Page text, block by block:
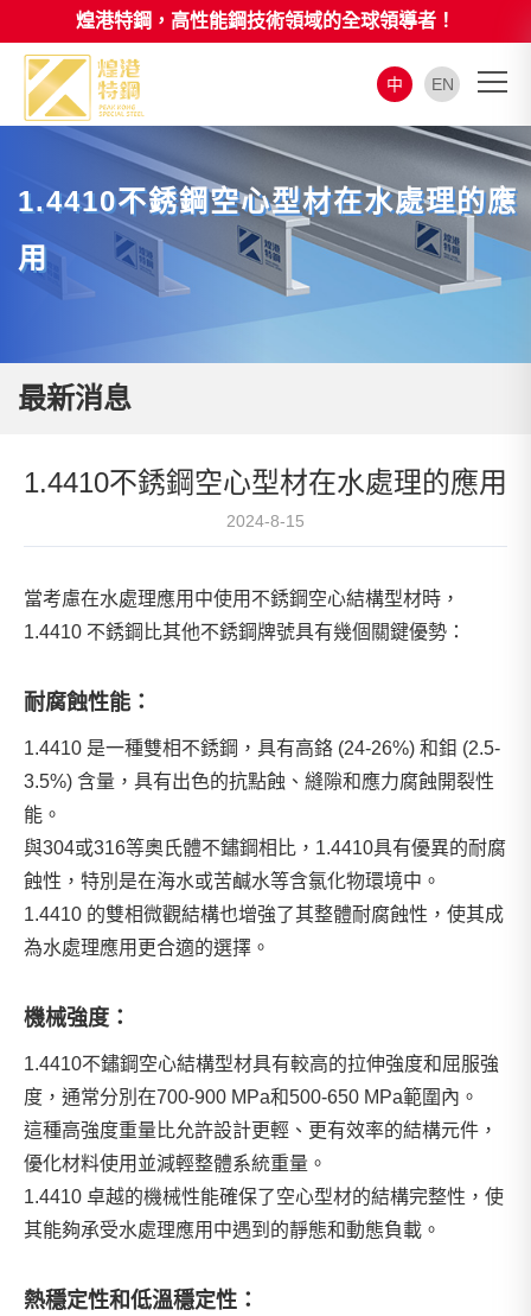
煌港特鋼，高性能鋼技術領域的全球領導者！
中 EN
1.4410不銹鋼空心型材在水處理的應
用
最新消息
1.4410不銹鋼空心型材在水處理的應用
2024-8-15
當考慮在水處理應用中使用不銹鋼空心結構型材時，
1.4410 不銹鋼比其他不銹鋼牌號具有幾個關鍵優勢：
耐腐蝕性能：
1.4410 是一種雙相不銹鋼，具有高鉻 (24-26%) 和鉬 (2.5-
3.5%) 含量，具有出色的抗點蝕、縫隙和應力腐蝕開裂性
能。
與304或316等奧氏體不鏽鋼相比，1.4410具有優異的耐腐
蝕性，特別是在海水或苦鹹水等含氯化物環境中。
1.4410 的雙相微觀結構也增強了其整體耐腐蝕性，使其成
為水處理應用更合適的選擇。
機械強度：
1.4410不鏽鋼空心結構型材具有較高的拉伸強度和屈服強
度，通常分別在700-900 MPa和500-650 MPa範圍內。
這種高強度重量比允許設計更輕、更有效率的結構元件，
優化材料使用並減輕整體系統重量。
1.4410 卓越的機械性能確保了空心型材的結構完整性，使
其能夠承受水處理應用中遇到的靜態和動態負載。
熱穩定性和低溫穩定性：